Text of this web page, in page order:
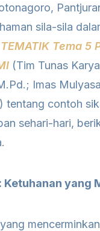
sila-sila
TEMATIK Tema 5
(Tim Tunas
Imas
tentang contoh
sehari-hari,
Ketuhanan yang